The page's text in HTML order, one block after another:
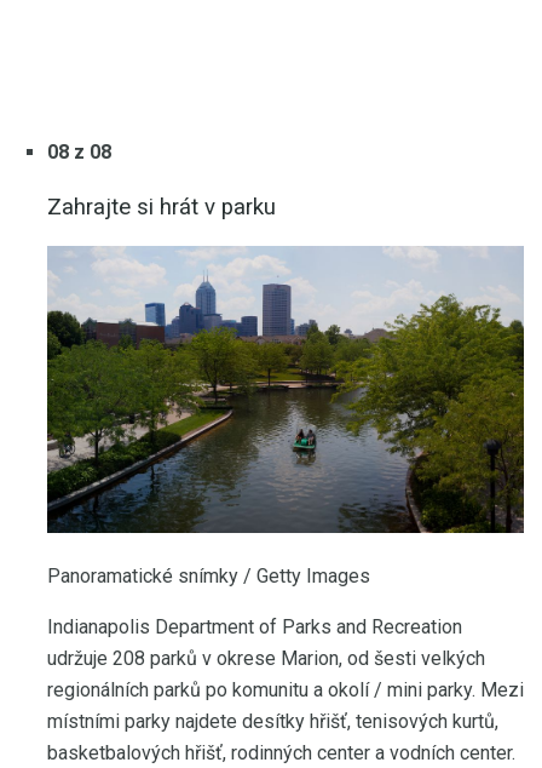
08 z 08
Zahrajte si hrát v parku
Panoramatické snímky / Getty Images
Indianapolis Department of Parks and Recreation
udržuje 208 parků v okrese Marion, od šesti velkých
regionálních parků po komunitu a okolí / mini parky. Mezi
místními parky najdete desítky hřišť, tenisových kurtů,
basketbalových hřišť, rodinných center a vodních center.